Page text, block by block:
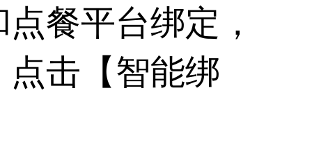
餐平台绑定，
击【智能绑